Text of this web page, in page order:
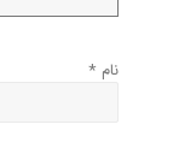
نام *